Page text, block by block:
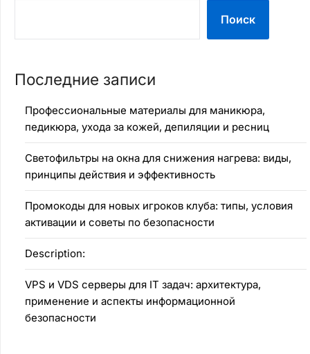
Поиск
Последние записи
Профессиональные материалы для маникюра,
педикюра, ухода за кожей, депиляции и ресниц
Светофильтры на окна для снижения нагрева: виды,
принципы действия и эффективность
Промокоды для новых игроков клуба: типы, условия
активации и советы по безопасности
Description:
VPS и VDS серверы для IT задач: архитектура,
применение и аспекты информационной
безопасности